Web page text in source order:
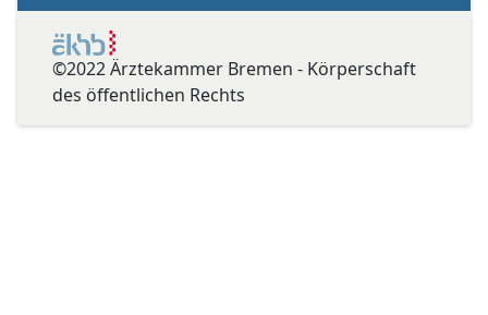
©2022 Ärztekammer Bremen - Körperschaft
des öffentlichen Rechts